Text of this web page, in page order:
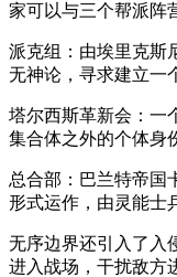
家可以与三个帮派阵
派克组：由埃里克斯
无神论，寻求建立一
塔尔西斯革新会：一
集合体之外的个体身
总合部：巴兰特帝国
形式运作，由灵能士
无序边界还引入了入
进入战场，干扰敌方